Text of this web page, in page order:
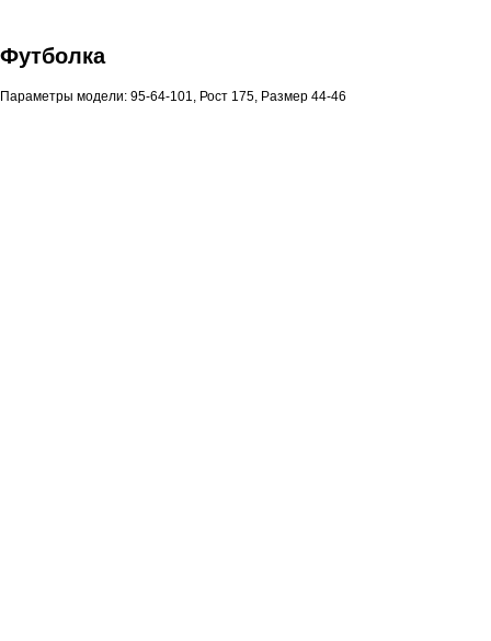
Футболка
Параметры модели: 95-64-101, Рост 175, Размер 44-46